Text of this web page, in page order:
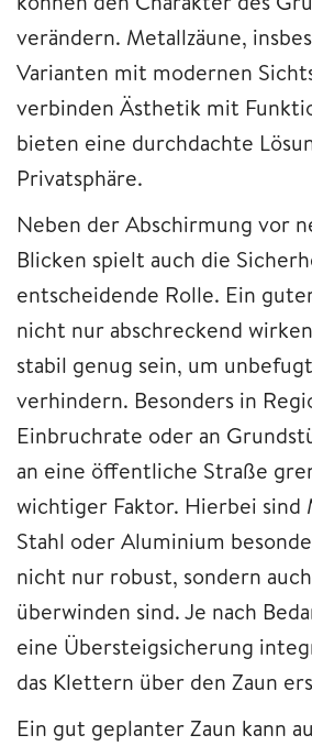
verändern. Metallzäune,
Varianten mit modernen
verbinden Ästhetik mit
bieten eine durchdachte
Privatsphäre.
Neben der Abschirmung vor
Blicken spielt auch die
entscheidende Rolle. Ein
nicht nur abschreckend
stabil genug sein, um
verhindern. Besonders in
Einbruchrate oder an
an eine öffentliche Straße
wichtiger Faktor. Hierbei sind
Stahl oder Aluminium
nicht nur robust, sondern
überwinden sind. Je nach
eine Übersteigsicherung
das Klettern über den Zaun
Ein gut geplanter Zaun kann